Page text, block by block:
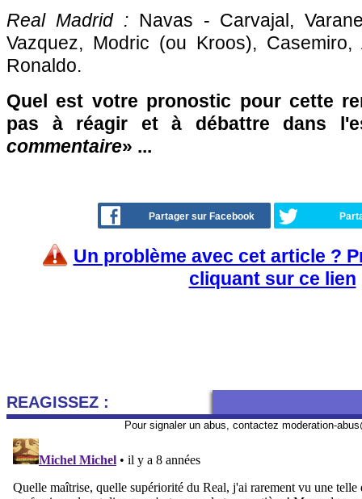
Real Madrid :Navas - Carvajal,
Vazquez, Modric (ou Kroos),
Ronaldo.
Quel est votre pronostic pour cette
pas à réagir et à débattre dans
commentaire» ...
Partager sur Facebook
Un problème avec cet article ?
cliquant sur ce lien
REAGISSEZ :
Pour signaler un abus, contactez moderation-